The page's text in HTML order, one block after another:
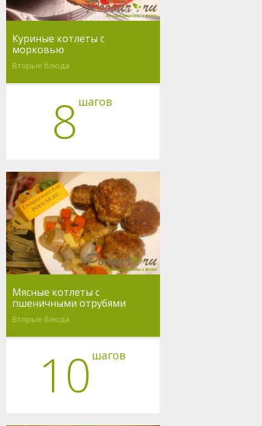
Куриные котлеты с
морковью
Вторые блюда
8 шагов
Мясные котлеты с
пшеничными отрубями
Вторые блюда
10 шагов